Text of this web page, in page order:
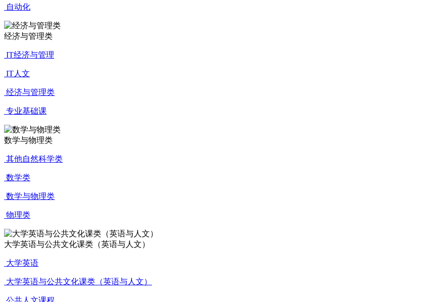
自动化
经济与管理类
IT经济与管理
IT人文
经济与管理类
专业基础课
数学与物理类
其他自然科学类
数学类
数学与物理类
物理类
大学英语与公共文化课类（英语与人文）
大学英语
大学英语与公共文化课类（英语与人文）
公共人文课程